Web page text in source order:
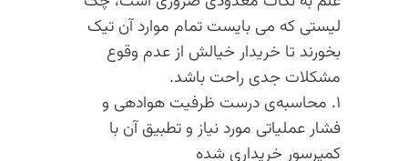
لیستی که می بایست تمام موارد آن تیک
بخورند تا خریدار خیالش از عدم وقوع
مشکلات جدی راحت باشد.
۱. محاسبه‌ی درست ظرفیت هوادهی و
فشار عملیاتی مورد نیاز و تطبیق آن با
کمپرسور خریداری شده